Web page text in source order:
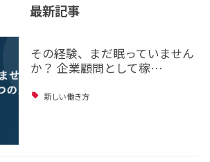
最新記事
その経験、まだ眠っていません
か？ 企業顧問として稼…
新しい働き方